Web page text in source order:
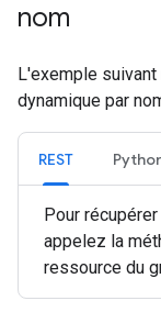
nom
L'exemple
dynamique par
REST
Pour
appelez la
ressource du